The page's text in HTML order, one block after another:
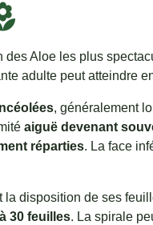
des Aloe les plus
adulte peut atteindre
, généralement
aiguë devenant
réparties. La face
disposition de ses
30 feuilles. La spirale